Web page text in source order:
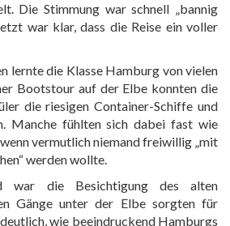
Die Stimmung war schnell „bannig
war klar, dass die Reise ein voller
lernte die Klasse Hamburg von vielen
Bootstour auf der Elbe konnten die
die riesigen Container-Schiffe und
Manche fühlten sich dabei fast wie
vermutlich niemand freiwillig „mit
werden wollte.
war die Besichtigung des alten
Gänge unter der Elbe sorgten für
wie beeindruckend Hamburgs